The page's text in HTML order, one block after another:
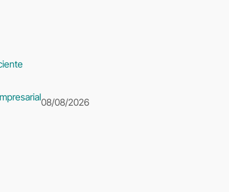
08/08/2026